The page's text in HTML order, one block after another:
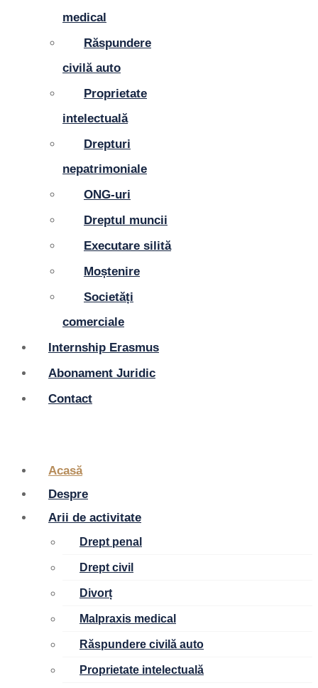
medical
Răspundere
civilă auto
Proprietate
intelectuală
Drepturi
nepatrimoniale
ONG-uri
Dreptul muncii
Executare silită
Moștenire
Societăți
comerciale
Internship Erasmus
Abonament Juridic
Contact
Acasă
Despre
Arii de activitate
Drept penal
Drept civil
Divorț
Malpraxis medical
Răspundere civilă auto
Proprietate intelectuală